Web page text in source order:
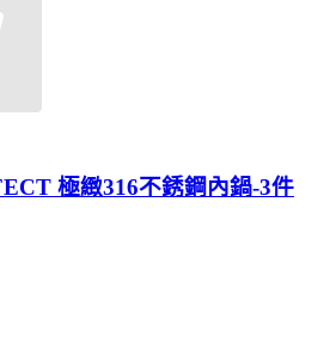
極緻316不銹鋼內鍋-3件